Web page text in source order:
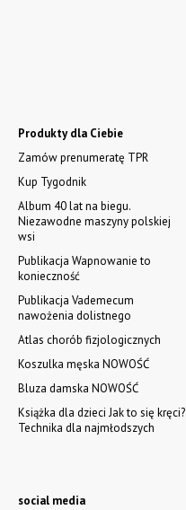
Produkty dla Ciebie
Zamów prenumeratę TPR
Kup Tygodnik
Album 40 lat na biegu.
Niezawodne maszyny polskiej
wsi
Publikacja Wapnowanie to
konieczność
Publikacja Vademecum
nawożenia dolistnego
Atlas chorób fizjologicznych
Koszulka męska NOWOŚĆ
Bluza damska NOWOŚĆ
Książka dla dzieci Jak to się kręci?
Technika dla najmłodszych
social media